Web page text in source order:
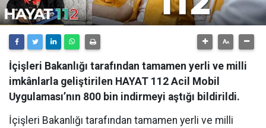
İçişleri Bakanlığı tarafından tamamen yerli ve milli
imkânlarla geliştirilen HAYAT 112 Acil Mobil
Uygulaması’nın 800 bin indirmeyi aştığı bildirildi.
İçişleri Bakanlığı tarafından tamamen yerli ve milli